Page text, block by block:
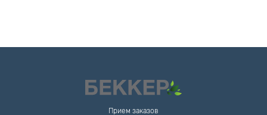
Прием заказов